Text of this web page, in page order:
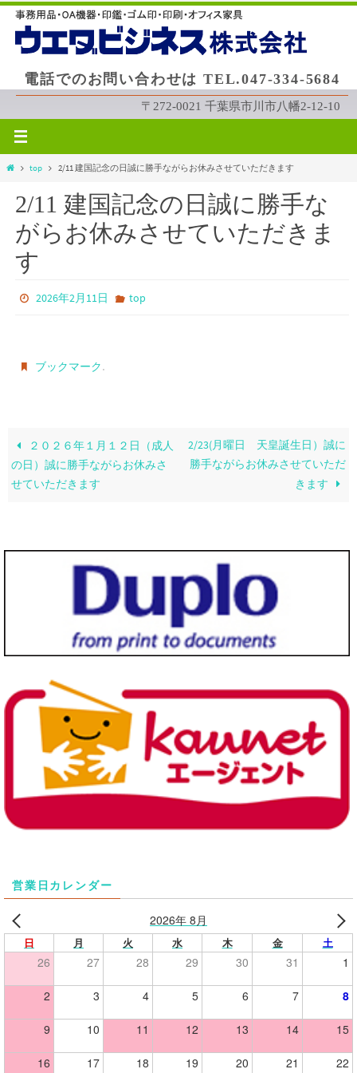
コ
ス
ッ
電話でのお問い合わせは TEL.047-334-5684
〒272-0021 千葉県市川市八幡2-12-10
ホ
ム
top 2/11 建国記念の日誠に勝手ながらお休みさせていただきます
2/11 建国記念の日誠に勝手な
がらお休みさせていただきま
す
2026年2月11日 top
ブックマーク.
２０２６年１月１２日（成人
の日）誠に勝手ながらお休みさ
せていただきます
2/23(月曜日 天皇誕生日）誠に
勝手ながらお休みさせていただ
きます
営業日カレンダー
2026年 8月
日 月 火 水 木 金 土
26 27 28 29 30 31 1
2 3 4 5 6 7 8
9 10 11 12 13 14 15
16 17 18 19 20 21 22